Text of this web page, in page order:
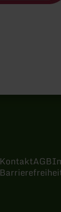
KontaktAGB